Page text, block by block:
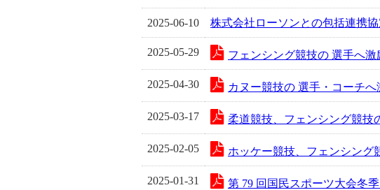
2025-06-10 株式会社ローソンとの包括連携
2025-05-29 フェンシング競技の 選手へ
2025-04-30 カヌー競技の 選手・コーチ
2025-03-17 柔道競技、フェンシング競技
2025-02-05 ホッケー競技、フェンシング
2025-01-31 第 79 回国民スポーツ大会冬